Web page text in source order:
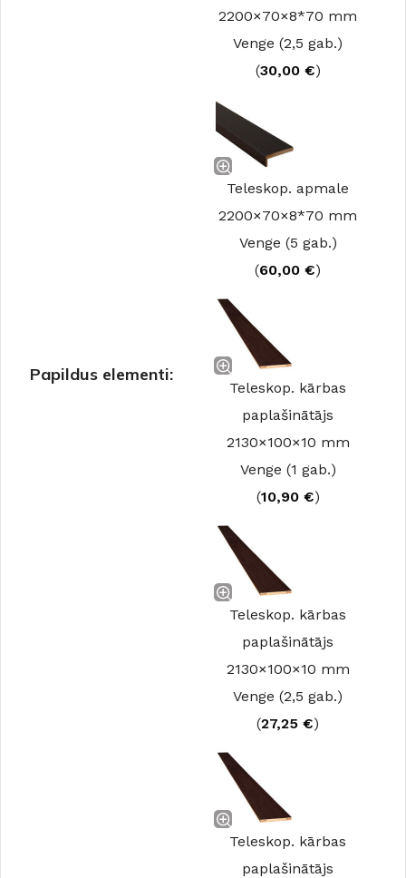
Papildus elementi:
2200×70×8*70 mm
Venge (2,5 gab.)
(30,00 €)
Teleskop. apmale
2200×70×8*70 mm
Venge (5 gab.)
(60,00 €)
Teleskop. kārbas
paplašinātājs
2130×100×10 mm
Venge (1 gab.)
(10,90 €)
Teleskop. kārbas
paplašinātājs
2130×100×10 mm
Venge (2,5 gab.)
(27,25 €)
Teleskop. kārbas
paplašinātājs